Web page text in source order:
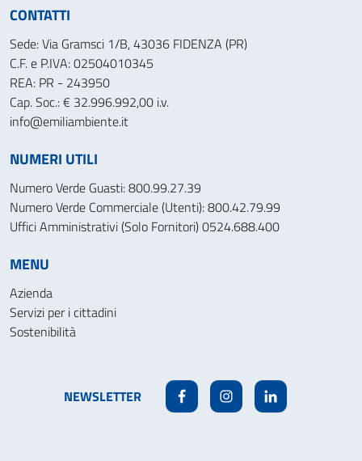
CONTATTI
Sede: Via Gramsci 1/B, 43036 FIDENZA (PR)
C.F. e P.IVA: 02504010345
REA: PR - 243950
Cap. Soc.: € 32.996.992,00 i.v.
info@emiliambiente.it
NUMERI UTILI
Numero Verde Guasti: 800.99.27.39
Numero Verde Commerciale (Utenti): 800.42.79.99
Uffici Amministrativi (Solo Fornitori) 0524.688.400
MENU
Azienda
Servizi per i cittadini
Sostenibilità
NEWSLETTER FacebookInstagramLinkedin